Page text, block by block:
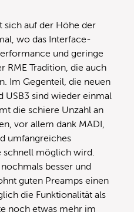
sich auf der Höhe der
wo das Interface-
und geringe
RME Tradition, die auch
Im Gegenteil, die neuen
USB3 sind wieder einmal
die schiere Unzahl an
vor allem dank MADI,
umfangreiches
schnell möglich wird.
besser und
guten Preamps einen
die Funktionalität als
noch etwas mehr im